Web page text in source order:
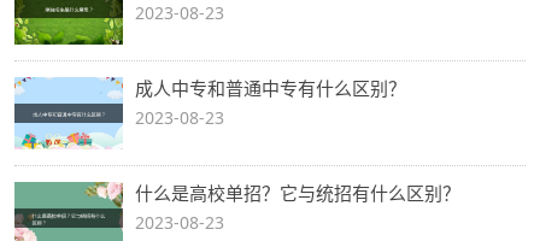
2023-08-23
成人中专和普通中专有什么区别？
2023-08-23
什么是高校单招？它与统招有什么区别？
2023-08-23